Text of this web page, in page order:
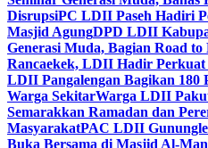
DisrupsiPC LDII Paseh Hadiri
Masjid AgungDPD LDII
Generasi Muda, Bagian Road
Rancaekek, LDII Hadir
LDII Pangalengan Bagikan 180
Warga SekitarWarga LDII
Semarakkan Ramadan dan
MasyarakatPAC LDII
Buka Bersama di Masjid Al-